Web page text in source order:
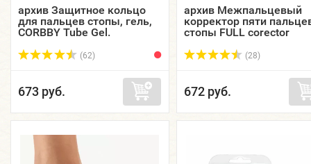
архив Защитное кольцо
для пальцев стопы, гель,
CORBBY Tube Gel.
(62)
673 руб.
архив Межпальцевый
корректор пяти
стопы FULL corector
(28)
672 руб.